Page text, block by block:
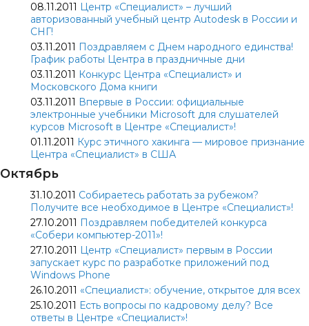
08.11.2011 Центр «Специалист» – лучший
авторизованный учебный центр Autodesk в России и
СНГ!
03.11.2011 Поздравляем с Днем народного единства!
График работы Центра в праздничные дни
03.11.2011 Конкурс Центра «Специалист» и
Московского Дома книги
03.11.2011 Впервые в России: официальные
электронные учебники Microsoft для слушателей
курсов Microsoft в Центре «Специалист»!
01.11.2011 Курс этичного хакинга — мировое признание
Центра «Специалист» в США
Октябрь
31.10.2011 Собираетесь работать за рубежом?
Получите все необходимое в Центре «Специалист»!
27.10.2011 Поздравляем победителей конкурса
«Собери компьютер-2011»!
27.10.2011 Центр «Специалист» первым в России
запускает курс по разработке приложений под
Windows Phone
26.10.2011 «Специалист»: обучение, открытое для всех
25.10.2011 Есть вопросы по кадровому делу? Все
ответы в Центре «Специалист»!